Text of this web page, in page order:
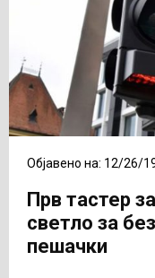
Објавено на: 12/26/
Прв тастер
светло за
пешачки